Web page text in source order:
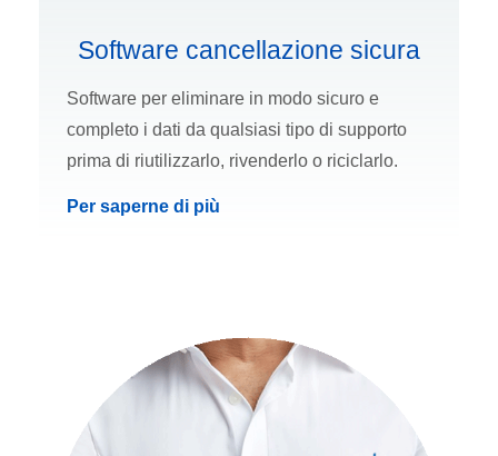
Software cancellazione sicura
Software per eliminare in modo sicuro e
completo i dati da qualsiasi tipo di supporto
prima di riutilizzarlo, rivenderlo o riciclarlo.
Per saperne di più